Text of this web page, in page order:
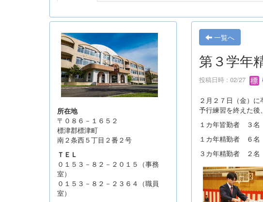
一覧へ
第３学年
投稿日時 : 02/27
２月２７日（金）
予行練習を終えた後
１カ年皆勤者 ３名
１カ年精勤者 ６名
３カ年精勤者 ２名
所在地
〒０８６－１６５２
標津郡標津町
南２条西５丁目２番２号
ＴＥＬ
０１５３－８２－２０１５（事務
室）
０１５３－８２－２３６４（職員
室）